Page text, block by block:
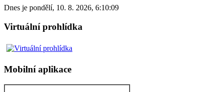
Dnes je pondělí, 10. 8. 2026, 6:10:09
Virtuální prohlídka
Mobilní aplikace